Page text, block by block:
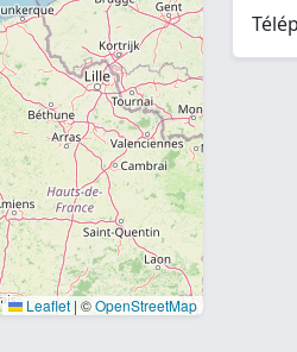
Leaflet | ©OpenStreetMap